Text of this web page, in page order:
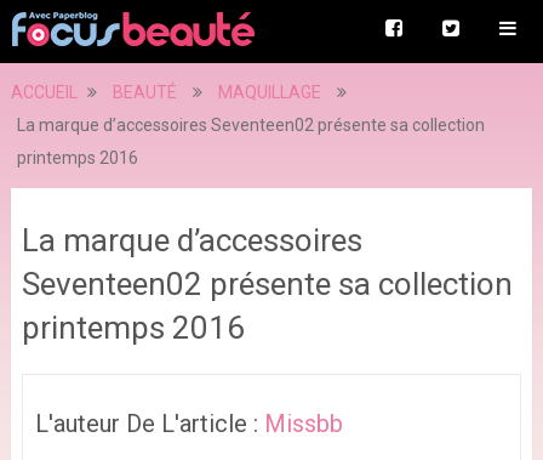
ACCUEIL BEAUTÉ
MAQUILLAGE
La marque d’accessoires Seventeen02 présente sa collection
printemps 2016
La marque d’accessoires
Seventeen02 présente sa collection
printemps 2016
L'auteur De L'article : Missbb